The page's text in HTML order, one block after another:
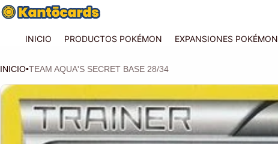
INICIO PRODUCTOS POKÉMON EXPANSIONES POKÉMON
INICIO•TEAM AQUA'S SECRET BASE 28/34
DEL PRODUCTO